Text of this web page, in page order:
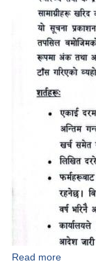
Read more